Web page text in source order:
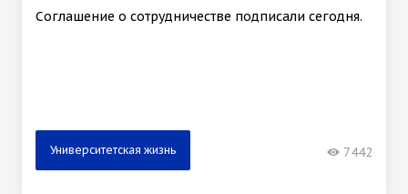
Соглашение о сотрудничестве подписали сегодня.
Университетская жизнь 7442